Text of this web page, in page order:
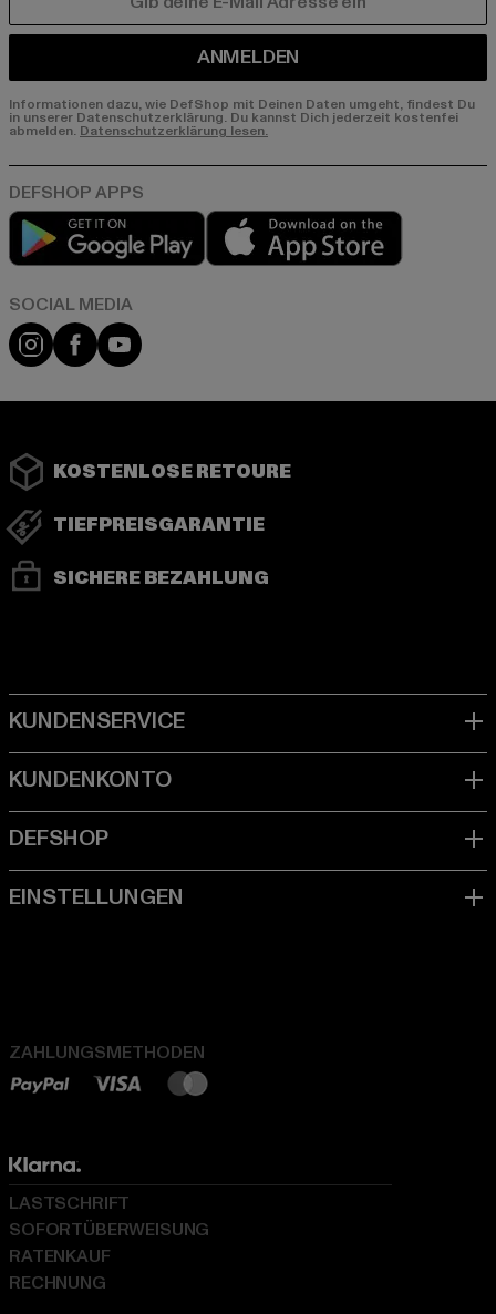
ANMELDEN
Informationen dazu, wie DefShop mit Deinen Daten umgeht, findest Du
in unserer Datenschutzerklärung. Du kannst Dich jederzeit kostenfei
abmelden. Datenschutzerklärung lesen.
Play market
Instagram
FacebookYouTube
KOSTENLOSE RETOURE
TIEFPREISGARANTIE
SICHERE BEZAHLUNG
ZAHLUNGSMETHODEN
LASTSCHRIFT
SOFORTÜBERWEISUNG
RATENKAUF
RECHNUNG